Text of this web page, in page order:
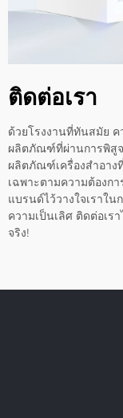
ติดต่อเรา
ด้วยโรงงานที่ทันสมัย
ผลิตภัณฑ์ที่ผ่านการพิสูจ
ผลิตภัณฑ์เครื่องสำอาง
เฉพาะตามความต้องก
แบรนด์ไว้วางใจเราใ
ความเป็นเลิศ ติดต่อเ
จริง!